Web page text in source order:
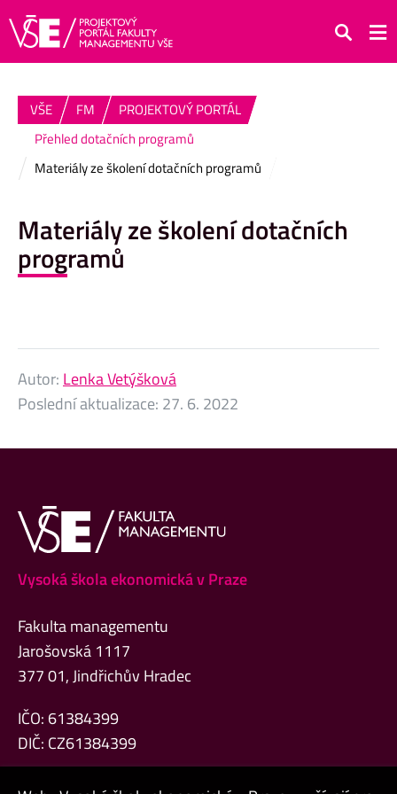
Hledat
VŠE FM
PROJEKTOVÝ PORTÁL
Přehled dotačních programů
Materiály ze školení dotačních programů
Materiály ze školení dotačních
programů
Autor: Lenka Vetýšková
Poslední aktualizace: 27. 6. 2022
Vysoká škola ekonomická v Praze
Fakulta managementu
Jarošovská 1117
377 01, Jindřichův Hradec
IČO: 61384399
DIČ: CZ61384399